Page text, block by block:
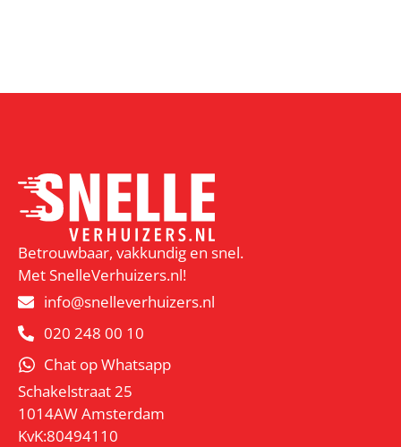
Betrouwbaar, vakkundig en snel.
Met SnelleVerhuizers.nl!
info@snelleverhuizers.nl
020 248 00 10
Chat op Whatsapp
Schakelstraat 25
1014AW Amsterdam
KvK:80494110